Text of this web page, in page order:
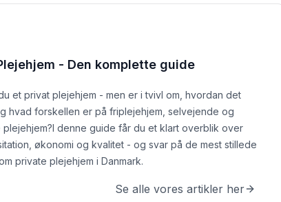
- Den komplette guide
et privat plejehjem - men er i tvivl om, hvordan det
hvad forskellen er på friplejehjem, selvejende og
plejehjem?I denne guide får du et klart overblik over
økonomi og kvalitet - og svar på de mest stillede
private plejehjem i Danmark.
Se alle vores artikler her